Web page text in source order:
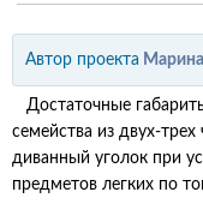
Автор проекта
Достаточные
семейства из двух-
диванный уголок при
предметов легких по